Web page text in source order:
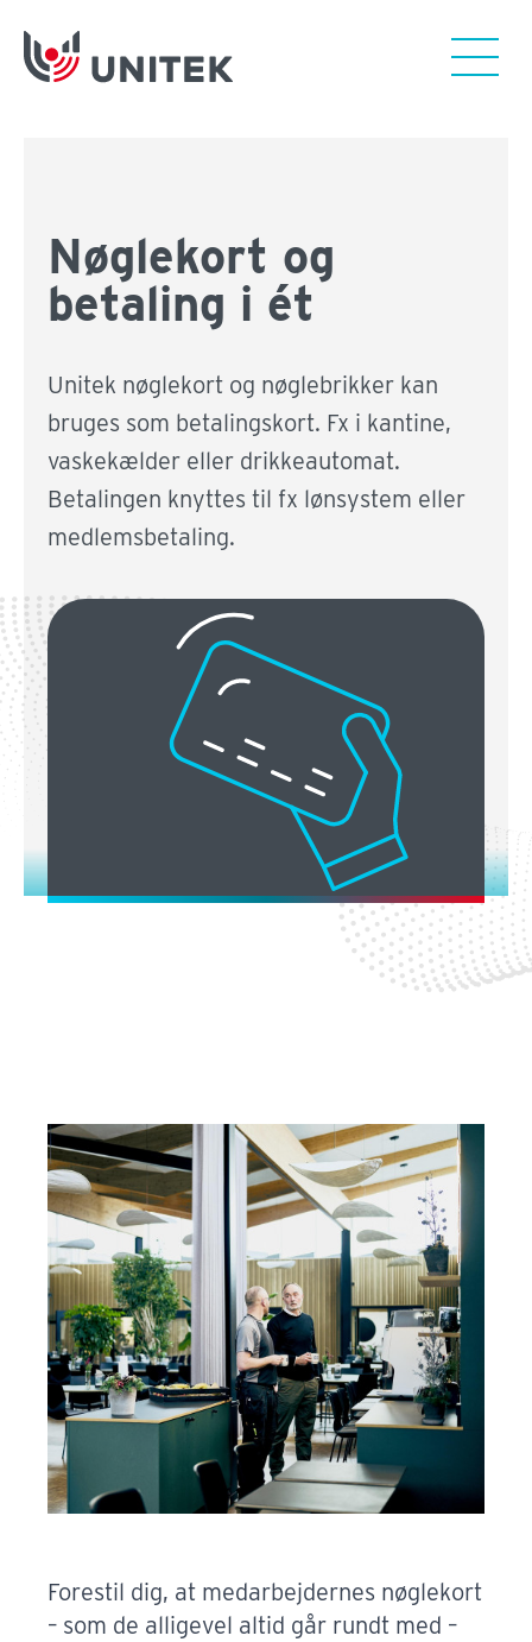
Nøglekort og
betaling i ét
Unitek nøglekort og nøglebrikker kan
bruges som betalingskort. Fx i kantine,
vaskekælder eller drikkeautomat.
Betalingen knyttes til fx lønsystem eller
medlemsbetaling.
Forestil dig, at medarbejdernes nøglekort
– som de alligevel altid går rundt med –